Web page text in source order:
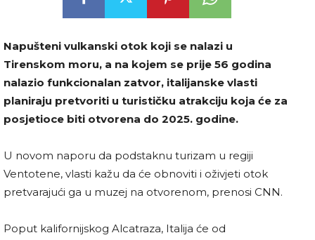
Napušteni vulkanski otok koji se nalazi u
Tirenskom moru, a na kojem se prije 56 godina
nalazio funkcionalan zatvor, italijanske vlasti
planiraju pretvoriti u turističku atrakciju koja će za
posjetioce biti otvorena do 2025. godine.
U novom naporu da podstaknu turizam u regiji
Ventotene, vlasti kažu da će obnoviti i oživjeti otok
pretvarajući ga u muzej na otvorenom, prenosi CNN.
Poput kalifornijskog Alcatraza, Italija će od